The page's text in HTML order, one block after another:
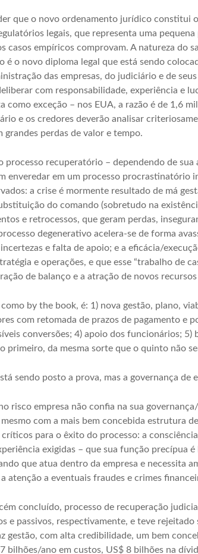
que o novo ordenamento jurídico
legais, que representa uma
casos empíricos comprovam. A natureza do
o novo diploma legal que está sendo
das empresas, do judiciário e de
com responsabilidade, experiência e
como exceção – nos EUA, a razão é de 1,6
e os credores deverão analisar
perdas de valor e tempo.
processo recuperatório – dependendo de
enveredar em um processo procrastinatório
a crise é mormente resultado de má
do comando (sobretudo na
e retrocessos, que geram perdas,
degenerativo acelera-se de forma
e falta de apoio; e a eficácia/
e operações, e que esse “trabalho de
de balanço e a atração de novos
by the book, é: 1) nova gestão, plano,
com retomada de prazos de pagamento e
conversões; 4) apoio dos funcionários;
primeiro, da mesma sorte que o quinto não
sendo posto a prova, mas a governança de
risco empresa não confia na sua
com a mais bem concebida estrutura
para o êxito do processo: a
exigidas – que sua função precípua
que atua dentro da empresa e necessita
atenção a eventuais fraudes e crimes
concluído, processo de recuperação
e passivos, respectivamente, e teve
gestão, com alta credibilidade, um bem
bilhões/ano em custos, US$ 8 bilhões na